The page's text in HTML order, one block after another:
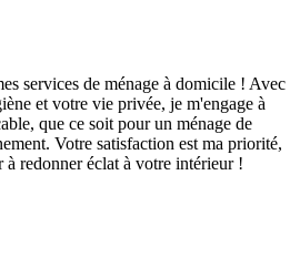
services de ménage à domicile ! Avec
et votre vie privée, je m'engage à
que ce soit pour un ménage de
Votre satisfaction est ma priorité,
à redonner éclat à votre intérieur !